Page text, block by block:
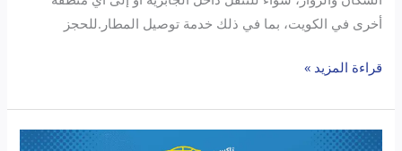
أخرى في الكويت، بما في ذلك خدمة توصيل المطار.للحجز
قراءة المزيد »
تاكسي